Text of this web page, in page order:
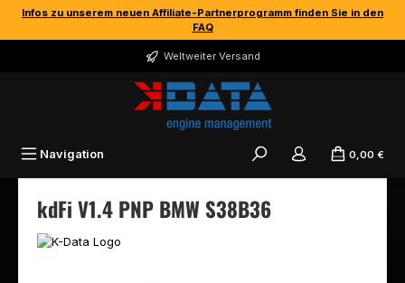
Zum Hauptinhalt springen
Infos zu unserem neuen Affiliate-Partnerprogramm finden Sie in den
FAQ
Weltweiter Versand
Navigation 0,00 €
kdFi V1.4 PNP BMW S38B36